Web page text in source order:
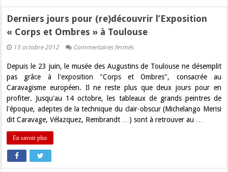
Derniers jours pour (re)découvrir l’Exposition
« Corps et Ombres » à Toulouse
13 octobre 2012 Commentaires ferméssur
pour
(re)découvrir
« Corps
et
à
Toulouse
Depuis le 23 juin, le musée des Augustins de Toulouse ne désemplit
pas grâce à l'exposition "Corps et Ombres", consacrée au
Caravagisme européen. Il ne reste plus que deux jours pour en
profiter. Jusqu'au 14 octobre, les tableaux de grands peintres de
l'époque, adeptes de la technique du clair-obscur (Michelango Merisi
dit Caravage, Vélazquez, Rembrandt …) sont à retrouver au …
En savoir plus